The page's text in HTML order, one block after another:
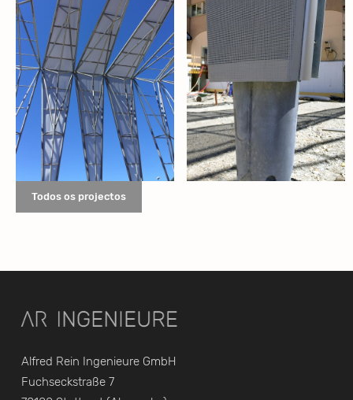
Todos os projectos
Alfred Rein Ingenieure GmbH
Fuchseckstraße 7